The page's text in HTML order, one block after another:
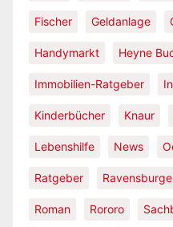
Fischer Geldanlage
Handymarkt Heyne
Immobilien-Ratgeber
Kinderbücher Knaur
Lebenshilfe News
Ratgeber
Roman Rororo